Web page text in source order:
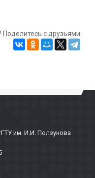
Поделитесь с друзьями
им. И.И. Ползунова